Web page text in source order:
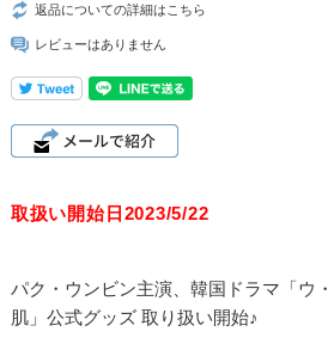
返品についての詳細はこちら
レビューはありません
取扱い開始日2023/5/22
パク・ウンビン主演、韓国ドラマ「ウ
肌」公式グッズ 取り扱い開始♪